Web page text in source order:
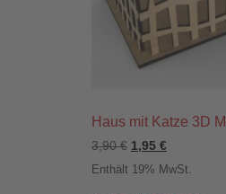
Haus mit Katze 3D
3,90€ 1,95 €
Enthält 19% MwSt.